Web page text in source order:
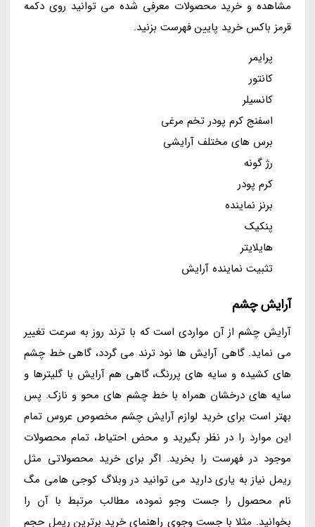
مشاهده و خرید محصولات معرفی شده می توانید روی دکمه
قرمز باکس خرید پایین فهرست بزنید.
پرایمر
کانتور
کانسیلر
اسفنج کرم پودر تخم مرغی
برس های مختلف آرایشی
رژ گونه
کرم پودر
برنز نماینده
پنکیک
هایلایتر
تثبیت نماینده آرایش
آرایش چشم
آرایش چشم از آن مواردی است که با ترند روز به سرعت تغییر
می نماید. گاهی آرایش ها نود ترند می گردد، گاهی خط چشم
های کشیده و سایه های پررنگ، گاهی هم آرایش با گلیترها و
سایه های درخشان همراه با خط چشم های محو و نازک. پس
بهتر است برای خرید لوازم آرایش چشم مخصوص عروس تمام
این موارد را در نظر بگیرید و محض احتیاط، تمام محصولات
موجود در فهرست را بخرید. اگر برای خرید محصولاتی مثل
ریمل نیاز به یاری دارید می توانید در وبلاگ کوجی هامی مگ
نام محصول را جست وجو نموده، مطالب مرتبط با آن را
بخوانید. مثلا با جست وجوی راهنمای خرید برترین ریمل حجم